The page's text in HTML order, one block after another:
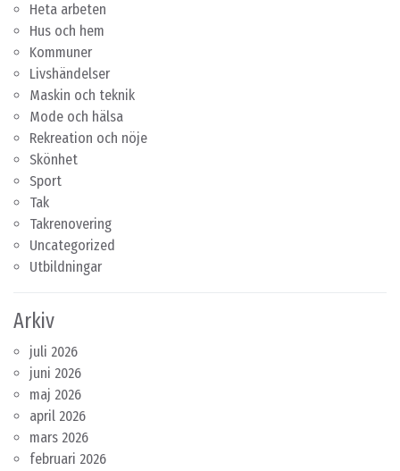
Heta arbeten
Hus och hem
Kommuner
Livshändelser
Maskin och teknik
Mode och hälsa
Rekreation och nöje
Skönhet
Sport
Tak
Takrenovering
Uncategorized
Utbildningar
Arkiv
juli 2026
juni 2026
maj 2026
april 2026
mars 2026
februari 2026